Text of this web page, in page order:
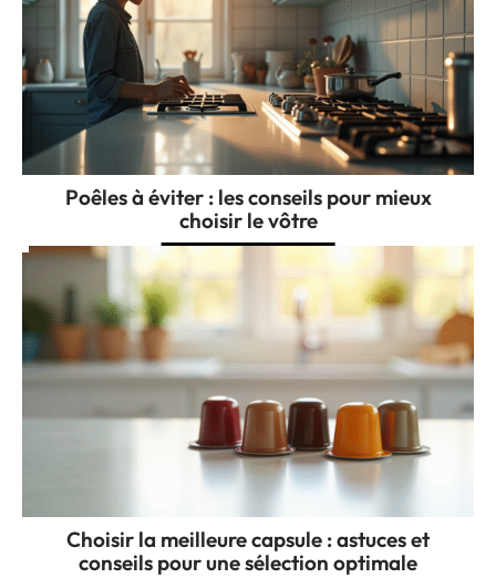
Poêles à éviter : les conseils pour mieux
choisir le vôtre
Choisir la meilleure capsule : astuces et
conseils pour une sélection optimale